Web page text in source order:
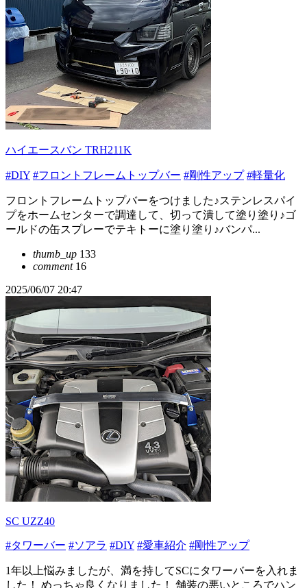
ハイエースバン TRH211K
#DIY #フロントフレームトップバー #剛性アップ #軽量化
フロントフレームトップバーをつけました♪ステンレスパイ
プをホームセンターで調達して、切って潰して塗り塗り♪ゴ
ールドの缶スプレーでテキトーに塗り塗り♪バンパ...
thumb_up 133
comment16
2025/06/07 20:47
SC UZZ40
#タワーバー #ソアラ #DIY #愛車紹介 #剛性アップ
1年以上悩みましたが、満を持してSCにタワーバーを入れま
した！ めっちゃ良くなりました！ 舗装の悪いところでハン